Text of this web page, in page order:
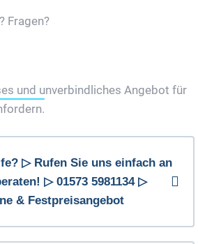
Fragen?
und unverbindliches Angebot für
▷ Rufen Sie uns einfach an
▷ 01573 5981134 ▷
& Festpreisangebot